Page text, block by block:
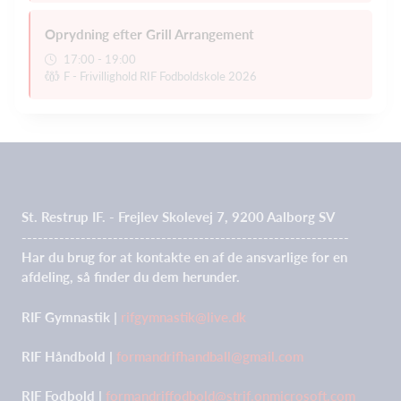
Oprydning efter Grill Arrangement
17:00 - 19:00
F - Frivillighold RIF Fodboldskole 2026
St. Restrup IF. - Frejlev Skolevej 7, 9200 Aalborg SV
-------------------------------------------------------------
Har du brug for at kontakte en af de ansvarlige for en
afdeling, så finder du dem herunder.
RIF Gymnastik | rifgymnastik@live.dk
RIF Håndbold | formandrifhandball@gmail.com
RIF Fodbold | formandriffodbold@strif.onmicrosoft.com